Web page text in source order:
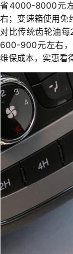
省4000-8000元
右；变速箱使用免
对比传统齿轮油
600-900元左右
维保成本，实惠看